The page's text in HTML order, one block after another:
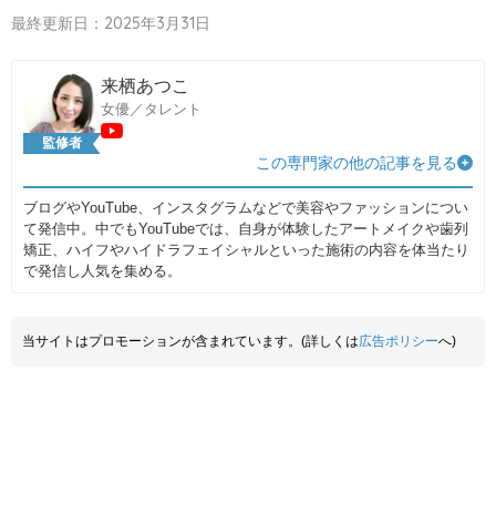
最終更新日：2025年3月31日
監修者
来栖あつこ
女優／タレント
この専門家の他の記事を見る
ブログやYouTube、インスタグラムなどで美容やファッションについ
て発信中。中でもYouTubeでは、自身が体験したアートメイクや歯列
矯正、ハイフやハイドラフェイシャルといった施術の内容を体当たり
で発信し人気を集める。
当サイトはプロモーションが含まれています。(詳しくは広告ポリシーへ)